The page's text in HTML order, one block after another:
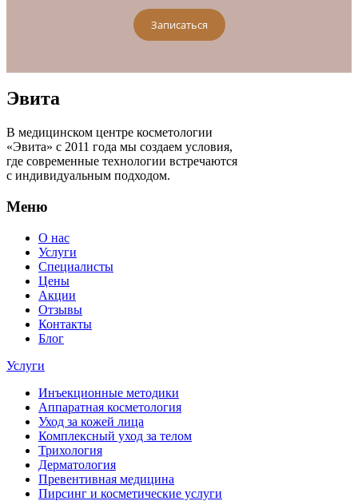
Записаться
Эвита
В медицинском центре косметологии
«Эвита» с 2011 года мы создаем условия,
где современные технологии встречаются
с индивидуальным подходом.
Меню
О нас
Услуги
Специалисты
Цены
Акции
Отзывы
Контакты
Блог
Услуги
Инъекционные методики
Аппаратная косметология
Уход за кожей лица
Комплексный уход за телом
Трихология
Дерматология
Превентивная медицина
Пирсинг и косметические услуги